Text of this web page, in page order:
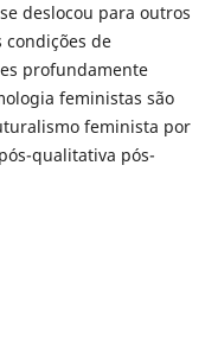
deslocou para outros
de
profundamente
feministas são
feminista por
qualitativa pós-